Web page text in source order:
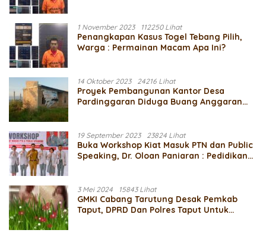
1 November 2023 112250 Lihat
Penangkapan Kasus Togel Tebang Pilih,
Warga : Permainan Macam Apa Ini?
14 Oktober 2023 24216 Lihat
Proyek Pembangunan Kantor Desa
Pardinggaran Diduga Buang Anggaran
19 September 2023 23824 Lihat
Buka Workshop Kiat Masuk PTN dan Public
Speaking, Dr. Oloan Paniaran : Pedidikan
3 Mei 2024 15843 Lihat
GMKI Cabang Tarutung Desak Pemkab
Taput, DPRD Dan Polres Taput Untuk